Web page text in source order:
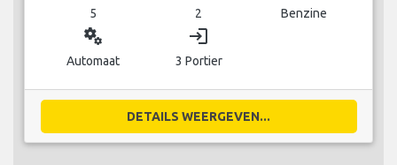
5 2 Benzine
miscellaneous_services
Automaat
login
3 Portier
DETAILS WEERGEVEN...